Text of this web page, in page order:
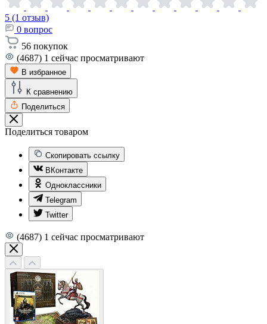
5 (1 отзыв)
0 вопрос
56 покупок
(4687) 1 сейчас просматривают
В избранное
К сравнению
Поделиться
Поделиться товаром
Скопировать ссылку
ВКонтакте
Одноклассники
Telegram
Twitter
(4687) 1 сейчас просматривают